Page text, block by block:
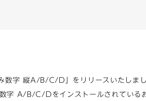
数字 縦A/B/C/D」をリリースいたしまし
字 A/B/C/Dをインストールされているお